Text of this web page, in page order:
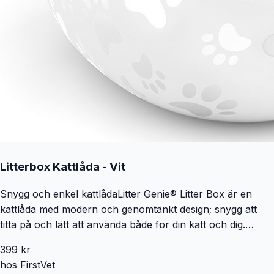
Litterbox Kattlåda - Vit
Snygg och enkel kattlådaLitter Genie® Litter Box är en
kattlåda med modern och genomtänkt design; snygg att
titta på och lätt att använda både för din katt och dig.
gör det lätt för katten att kliva in i lådan, men förhindrar att
kattströ sprätts ut över kanten. De höga kanterna är
399 kr
hos FirstVet